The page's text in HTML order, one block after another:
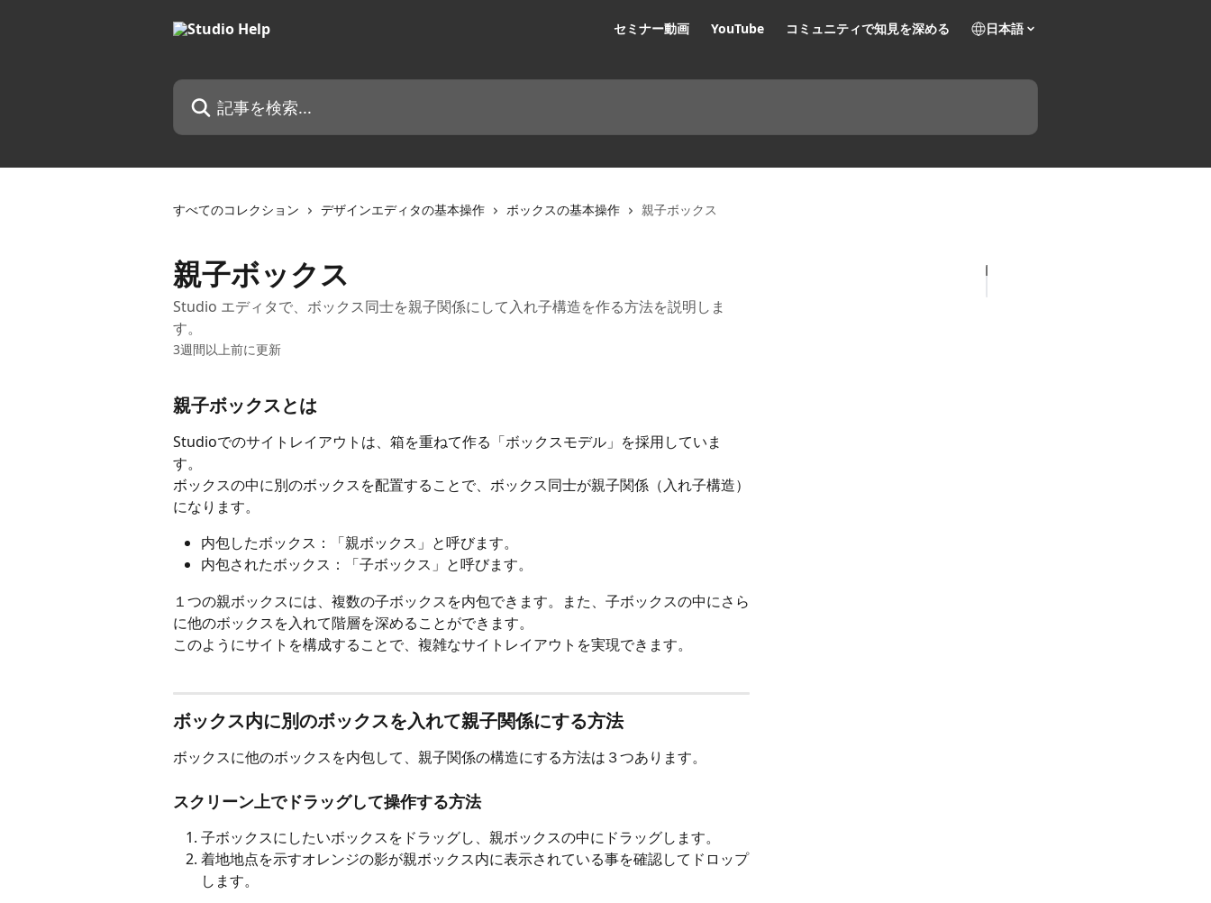
セミナー動画 YouTube コミュニティで知見を深める 日本語
記事を検索...
すべてのコレクション デザインエディタの基本操作 ボックスの基本操作 親子ボックス
親子ボックス
Studio エディタで、ボックス同士を親子関係にして入れ子構造を作る方法を説明しま
す。
3週間以上前に更新
親子ボックスとは
Studioでのサイトレイアウトは、箱を重ねて作る「ボックスモデル」を採用していま
す。
ボックスの中に別のボックスを配置することで、ボックス同士が親子関係（入れ子構造）
になります。
内包したボックス：「親ボックス」と呼びます。
内包されたボックス：「子ボックス」と呼びます。
１つの親ボックスには、複数の子ボックスを内包できます。また、子ボックスの中にさら
に他のボックスを入れて階層を深めることができます。
このようにサイトを構成することで、複雑なサイトレイアウトを実現できます。
ボックス内に別のボックスを入れて親子関係にする方法
ボックスに他のボックスを内包して、親子関係の構造にする方法は３つあります。
スクリーン上でドラッグして操作する方法
子ボックスにしたいボックスをドラッグし、親ボックスの中にドラッグします。
着地地点を示すオレンジの影が親ボックス内に表示されている事を確認してドロップ
します。